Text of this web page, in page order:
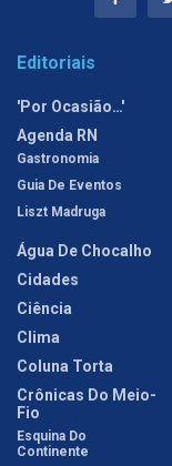
Editoriais
'Por Ocasião…'
Agenda RN
Gastronomia
Guia De Eventos
Liszt Madruga
Água De Chocalho
Cidades
Ciência
Clima
Coluna Torta
Crônicas Do Meio-
Fio
Esquina Do
Continente